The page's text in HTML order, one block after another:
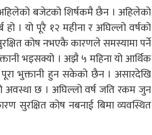
बजेटको शिर्षकमै छैन । अहिलेको
। यो पूरै १२ महीना र अघिल्लो वर्षको
कोष नभएकै कारणले समस्यामा पर्ने
भइसक्यो । अझै ५ महिना यो आर्थिक
पूरा भुक्तानी हुन सकेको छैन । असारदेखि
छ । अघिल्लो वर्ष जति रकम जुन
सुरक्षित कोष नबनाई बिमा व्यवस्थित